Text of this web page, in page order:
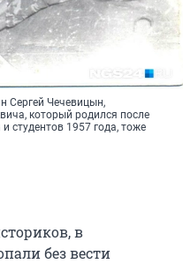
Сергей Чечевицын,
который родился после
студентов 1957 года, тоже
в
без вести